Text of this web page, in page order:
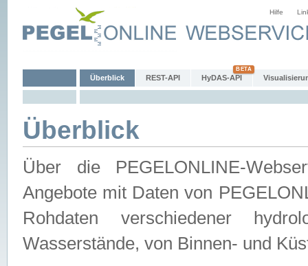
Hilfe
Überblick REST-API HyDAS-API
Überblick
Über die PEGELONLINE-
Angebote mit Daten von
Rohdaten verschiedener
Wasserstände, von Binnen- und